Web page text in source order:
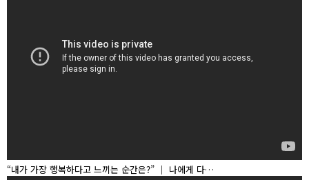
“내가 가장 행복하다고 느끼는 순간은?” │ 나에게 다…